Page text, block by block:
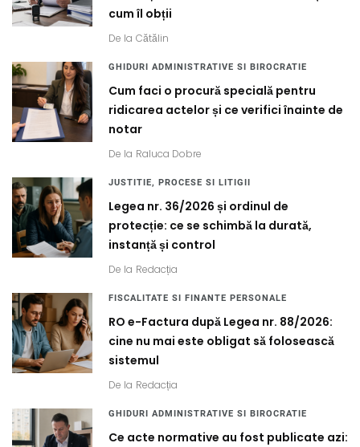
cum îl obții
De la Cătălin
GHIDURI ADMINISTRATIVE SI BIROCRATIE
Cum faci o procură specială pentru
ridicarea actelor și ce verifici înainte de
notar
De la Raluca Dobre
JUSTITIE, PROCESE SI LITIGII
Legea nr. 36/2026 și ordinul de
protecție: ce se schimbă la durată,
instanță și control
De la Redacția
FISCALITATE SI FINANTE PERSONALE
RO e-Factura după Legea nr. 88/2026:
cine nu mai este obligat să folosească
sistemul
De la Redacția
GHIDURI ADMINISTRATIVE SI BIROCRATIE
Ce acte normative au fost publicate azi: